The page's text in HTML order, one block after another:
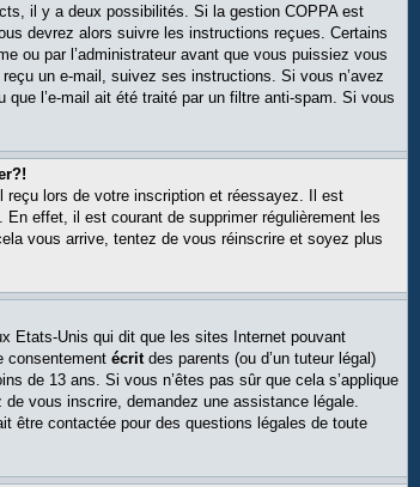
il y a deux possibilités. Si la gestion COPPA est
devrez alors suivre les instructions reçues. Certains
ou par l’administrateur avant que vous puissiez vous
un e-mail, suivez ses instructions. Si vous n’avez
l’e-mail ait été traité par un filtre anti-spam. Si vous
reçu lors de votre inscription et réessayez. Il est
effet, il est courant de supprimer régulièrement les
vous arrive, tentez de vous réinscrire et soyez plus
Etats-Unis qui dit que les sites Internet pouvant
consentement écritdes parents (ou d’un tuteur légal)
de 13 ans. Si vous n’êtes pas sûr que cela s’applique
vous inscrire, demandez une assistance légale.
être contactée pour des questions légales de toute